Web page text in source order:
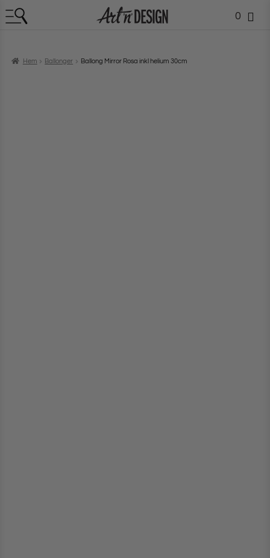
0
Hem Ballonger Ballong Mirror Rosa inkl helium 30cm